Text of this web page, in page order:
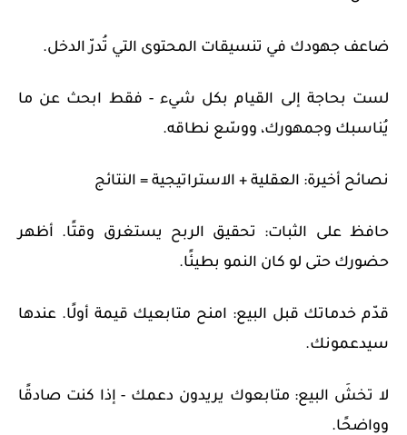
ضاعف جهودك في تنسيقات المحتوى التي تُدرّ الدخل.
لست بحاجة إلى القيام بكل شيء - فقط ابحث عن ما
يُناسبك وجمهورك، ووسّع نطاقه.
نصائح أخيرة: العقلية + الاستراتيجية = النتائج
حافظ على الثبات: تحقيق الربح يستغرق وقتًا. أظهر
حضورك حتى لو كان النمو بطيئًا.
قدّم خدماتك قبل البيع: امنح متابعيك قيمة أولًا. عندها
سيدعمونك.
لا تخشَ البيع: متابعوك يريدون دعمك - إذا كنت صادقًا
وواضحًا.